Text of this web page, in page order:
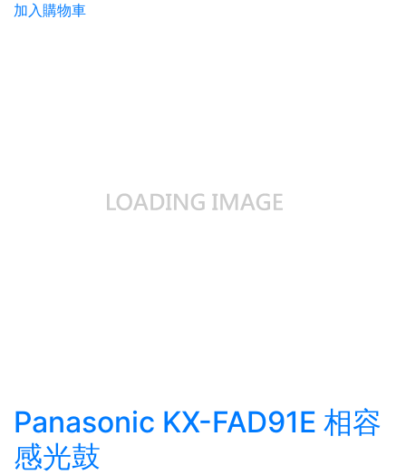
加入購物車
Panasonic KX-FAD91E 相容
感光鼓